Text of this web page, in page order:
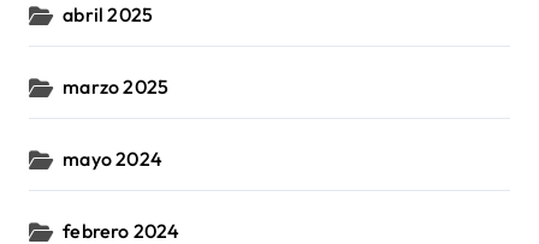
abril 2025
marzo 2025
mayo 2024
febrero 2024